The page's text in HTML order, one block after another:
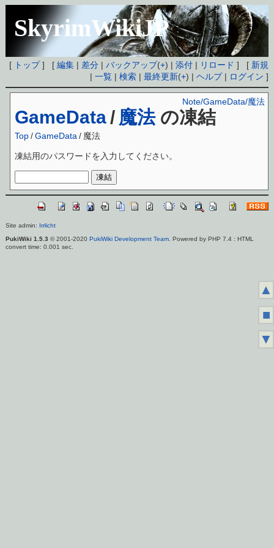
SkyrimWikiJP
[ トップ] [編集 | 差分 |バックアップ(+) |添付 | リロード ] [ 新規
|一覧 |検索 |最終更新(+) |ヘルプ| ログイン ]
GameData / 魔法の凍結
Note/GameData/魔法
Top /GameData / 魔法
凍結用のパスワードを入力してください。
Site admin: Irrlicht
PukiWiki 1.5.3 © 2001-2020 PukiWiki Development Team. Powered by PHP 7.4 : HTML
convert time: 0.001 sec.
▲
■
▼